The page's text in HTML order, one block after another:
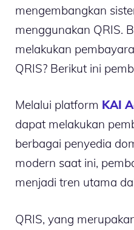
mengembangkan
menggunakan QRIS.
melakukan
QRIS? Berikut ini
Melalui platform KAI
dapat melakukan
berbagai penyedia
modern saat ini,
menjadi tren utama
QRIS, yang